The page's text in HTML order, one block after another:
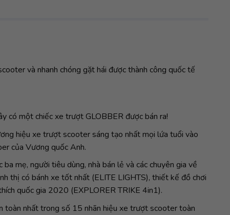
và nhanh chóng gặt hái được thành công quốc tế
có một chiếc xe trượt GLOBBER được bán ra!
hiệu xe trượt scooter sáng tạo nhất mọi lứa tuổi vào
của Vương quốc Anh.
mẹ, người tiêu dùng, nhà bán lẻ và các chuyên gia về
thị có bánh xe tốt nhất (ELITE LIGHTS), thiết kế đồ chơi
quốc gia 2020 (EXPLORER TRIKE 4in1).
toàn nhất trong số 15 nhãn hiệu xe trượt scooter toàn